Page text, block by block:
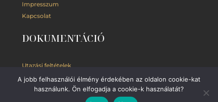
Impresszum
Kapcsolat
DOKUMENTÁCIÓ
Utazási feltételek
Adatkezelésitájékoztató
Kedvezmények
A jobb felhasználói élmény érdekében az oldalon cookie-kat
használunk. Ön elfogadja a cookie-k használatát?